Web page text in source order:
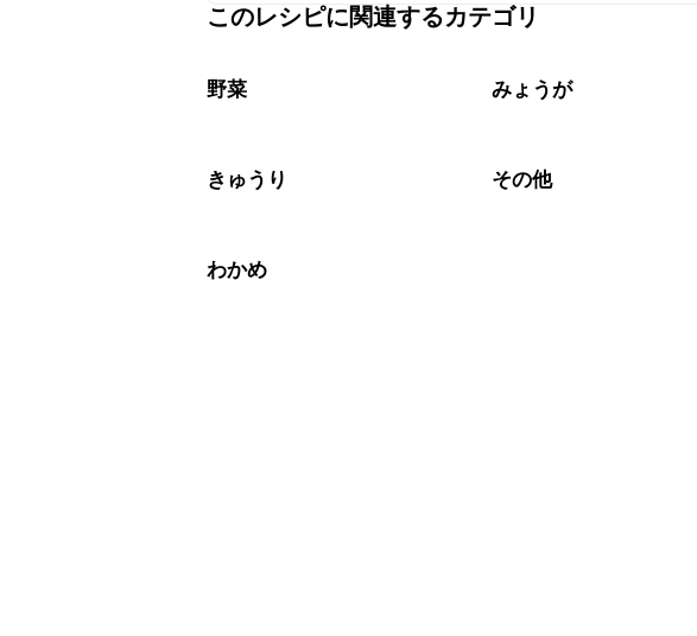
保存期間は冷蔵で当日中が目安です。なるべくお早めにお召
※日持ちは目安です。
このレシピに関連するカテゴリ
野菜 みょうが
きゅうり その他
わかめ